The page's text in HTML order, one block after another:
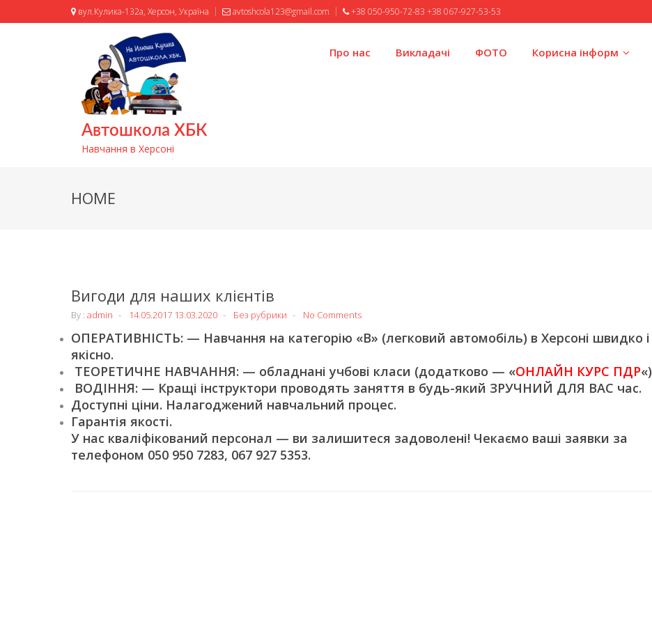
вул.Кулика-132а, Херсон, Україна avtoshcola123@gmail.com +38 050-950-72-83 +38 067-927-53-53
Автошкола ХБК
Навчання в Херсоні
Про нас Викладачі ФОТО Корисна інформ
HOME
Вигоди для наших клієнтів
By : admin 14.05.2017 13.03.2020 Без рубрики No Comments
ОПЕРАТИВНІСТЬ: — Навчання на категорію «В» (легковий автомобіль) в Херсоні швидко і
якісно.
ТЕОРЕТИЧНЕ НАВЧАННЯ: — обладнані учбові класи (додатково — «ОНЛАЙН КУРС ПДР«)
ВОДІННЯ: — Кращі інструктори проводять заняття в будь-який ЗРУЧНИЙ ДЛЯ ВАС час.
Доступні ціни. Налагоджений навчальний процес.
Гарантія якості.
У нас кваліфікований персонал — ви залишитеся задоволені! Чекаємо ваші заявки за
телефоном 050 950 7283, 067 927 5353.